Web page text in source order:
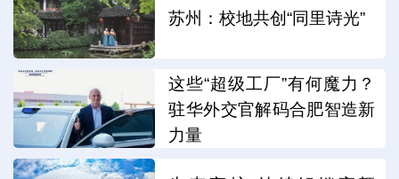
苏州：校地共创“同里诗光”
这些“超级工厂”有何魔力？
驻华外交官解码合肥智造新
力量